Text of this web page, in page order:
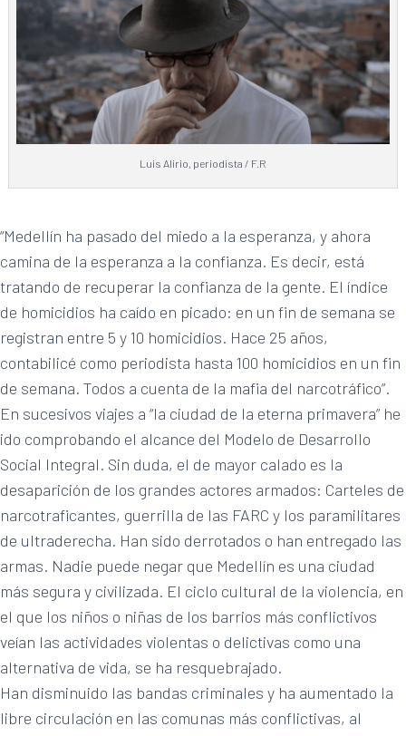
Luis Alirio, periodista / F.R
“Medellín ha pasado del miedo a la esperanza, y ahora
camina de la esperanza a la confianza. Es decir, está
tratando de recuperar la confianza de la gente. El índice
de homicidios ha caído en picado: en un fin de semana se
registran entre 5 y 10 homicidios. Hace 25 años,
contabilicé como periodista hasta 100 homicidios en un fin
de semana. Todos a cuenta de la mafia del narcotráfico”.
En sucesivos viajes a “la ciudad de la eterna primavera” he
ido comprobando el alcance del Modelo de Desarrollo
Social Integral. Sin duda, el de mayor calado es la
desaparición de los grandes actores armados: Carteles de
narcotraficantes, guerrilla de las FARC y los paramilitares
de ultraderecha. Han sido derrotados o han entregado las
armas. Nadie puede negar que Medellín es una ciudad
más segura y civilizada. El ciclo cultural de la violencia, en
el que los niños o niñas de los barrios más conflictivos
veían las actividades violentas o delictivas como una
alternativa de vida, se ha resquebrajado.
Han disminuido las bandas criminales y ha aumentado la
libre circulación en las comunas más conflictivas, al